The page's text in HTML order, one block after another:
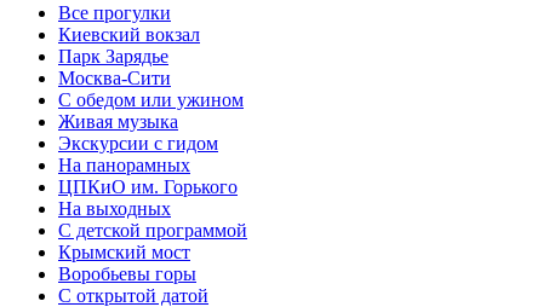
Все прогулки
Киевский вокзал
Парк Зарядье
Москва-Сити
С обедом или ужином
Живая музыка
Экскурсии с гидом
На панорамных
ЦПКиО им. Горького
На выходных
С детской программой
Крымский мост
Воробьевы горы
С открытой датой